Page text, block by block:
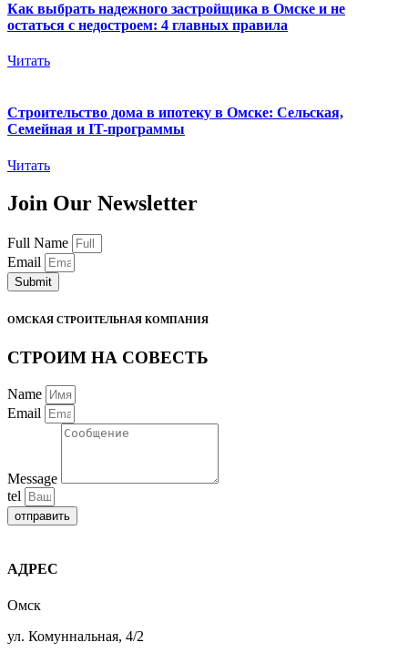
Как выбрать надежного застройщика в Омске и не
остаться с недостроем: 4 главных правила
Читать
Строительство дома в ипотеку в Омске: Сельская,
Семейная и IT-программы
Читать
Join Our Newsletter
Full Name
Email
Submit
ОМСКАЯ СТРОИТЕЛЬНАЯ КОМПАНИЯ
СТРОИМ НА СОВЕСТЬ
Name
Email
Message
tel
отправить
АДРЕС
Омск
ул. Комуннальная, 4/2